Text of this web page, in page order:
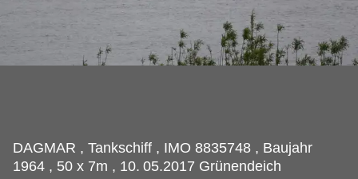
DAGMAR , Tankschiff , IMO 8835748 , Baujahr
1964 , 50 x 7m , 10. 05.2017 Grünendeich